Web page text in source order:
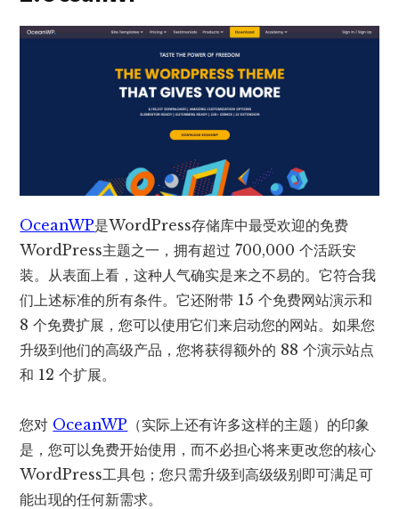
OceanWP是WordPress存储库中最受欢迎的免费
WordPress主题之一，拥有超过 700,000 个活跃安
装。从表面上看，这种人气确实是来之不易的。它符合我
们上述标准的所有条件。它还附带 15 个免费网站演示和
8 个免费扩展，您可以使用它们来启动您的网站。如果您
升级到他们的高级产品，您将获得额外的 88 个演示站点
和 12 个扩展。
您对 OceanWP （实际上还有许多这样的主题）的印象
是，您可以免费开始使用，而不必担心将来更改您的核心
WordPress工具包；您只需升级到高级级别即可满足可
能出现的任何新需求。